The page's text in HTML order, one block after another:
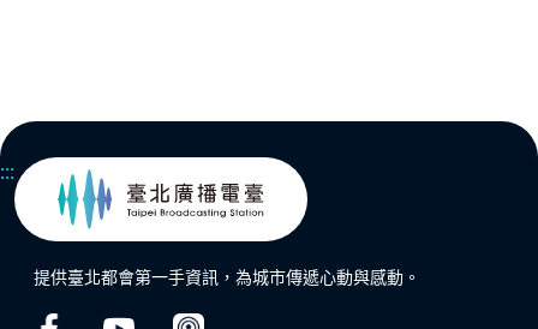
:::
提供臺北都會第一手資訊，為城市傳遞心動與感動。